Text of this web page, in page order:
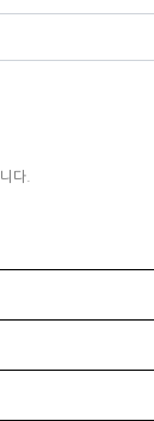
다.